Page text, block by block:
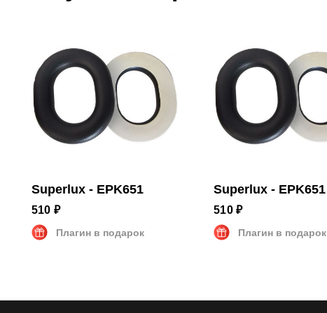
Superlux - EPK651
510 ₽
Плагин в подарок
Superlux - EPK651
510 ₽
Плагин в подарок